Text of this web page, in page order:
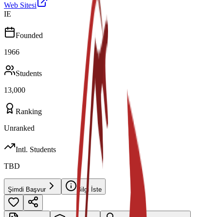
Web Sitesi
IE
Founded
1966
Students
13,000
Ranking
Unranked
Intl. Students
TBD
Şimdi Başvur Bilgi İste